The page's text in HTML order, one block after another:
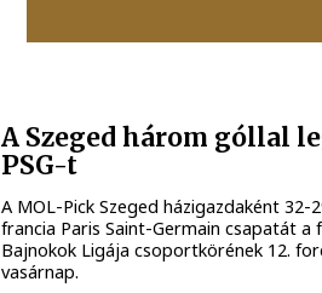
A Szeged három góllal
PSG-t
A MOL-Pick Szeged házigazdaként 32-
francia Paris Saint-Germain csapatát a
Bajnokok Ligája csoportkörének 12.
vasárnap.